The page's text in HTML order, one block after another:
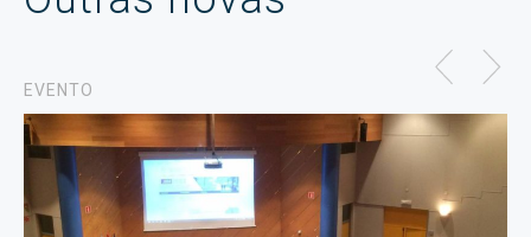
EVENTO